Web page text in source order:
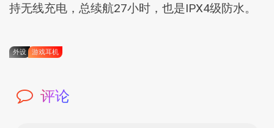
持无线充电，总续航27小时，也是IPX4级防水。
外设 游戏耳机
评论